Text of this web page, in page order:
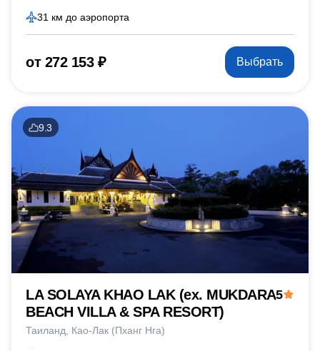
31 км до аэропорта
от 272 153 ₽ Выбрать
9.3
LA SOLAYA KHAO LAK (ex. MUKDARA
BEACH VILLA & SPA RESORT)
Таиланд Као-Лак (Пханг Нга)
5